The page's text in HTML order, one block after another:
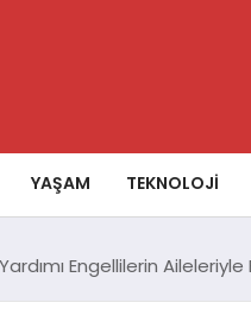
YAŞAM TEKNOLOJİ
Engellilerin